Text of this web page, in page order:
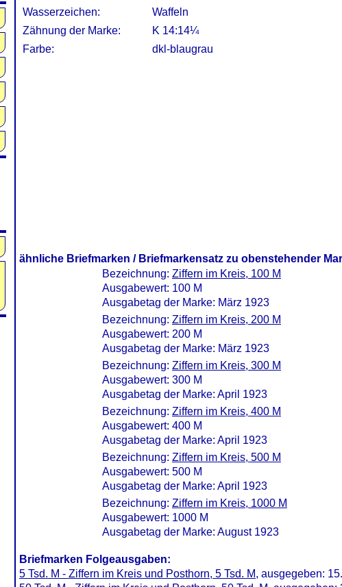
Wasserzeichen:
Waffeln
Zähnung der Marke:
K 14:14¼
Farbe:
dkl-blaugrau
ähnliche Briefmarken / Briefmarkensatz zu obenstehender
Bezeichnung: Ziffern im Kreis, 100 M
Ausgabewert: 100 M
Ausgabetag der Marke: März 1923
Bezeichnung: Ziffern im Kreis, 200 M
Ausgabewert: 200 M
Ausgabetag der Marke: März 1923
Bezeichnung: Ziffern im Kreis, 300 M
Ausgabewert: 300 M
Ausgabetag der Marke: April 1923
Bezeichnung: Ziffern im Kreis, 400 M
Ausgabewert: 400 M
Ausgabetag der Marke: April 1923
Bezeichnung: Ziffern im Kreis, 500 M
Ausgabewert: 500 M
Ausgabetag der Marke: April 1923
Bezeichnung: Ziffern im Kreis, 1000 M
Ausgabewert: 1000 M
Ausgabetag der Marke: August 1923
Briefmarken Folgeausgaben:
5 Tsd. M - Ziffern im Kreis und Posthorn, 5 Tsd. M, ausgegeben: